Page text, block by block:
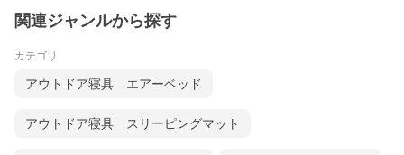
関連ジャンルから探す
カテゴリ
アウトドア寝具 エアーベッド
アウトドア寝具 スリーピングマット